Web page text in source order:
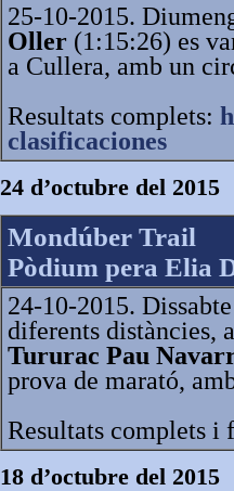
25-10-2015.
Oller (1:15:26) es
a Cullera, amb un
Resultats complets:
clasificaciones
24 d’octubre del 2015
Mondúber Trail
Pòdium pera Elia
24-10-2015.
diferents distàncies,
Tururac Pau
prova de marató,
Resultats complets i
18 d’octubre del 2015